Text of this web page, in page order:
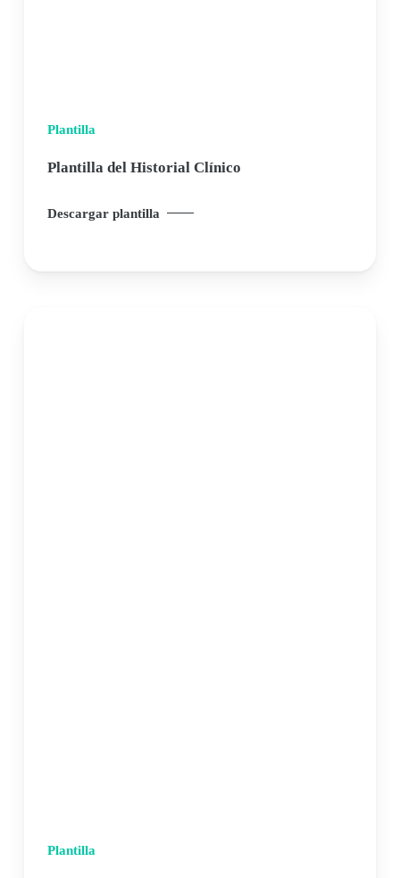
Plantilla
Plantilla del Historial Clínico
Descargar plantilla
Plantilla